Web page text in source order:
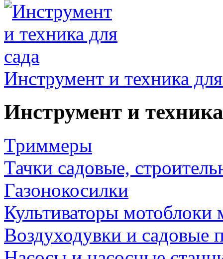
Инструмент и техника
Инструмент и
Триммеры
Тачки садовые,
Газонокосилки
Культиваторы мотоблоки
Воздуходувки и садовые